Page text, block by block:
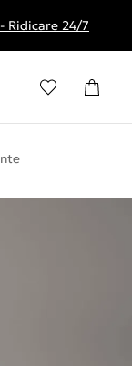
250 RON
Ridicare 24/7